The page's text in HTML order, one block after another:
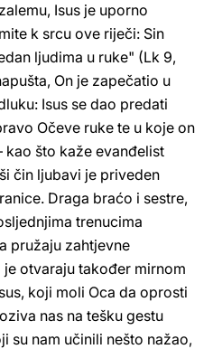
Isus je uporno
k srcu ove riječi: Sin
ljudima u ruke" (Lk 9,
On je zapečatio u
Isus se dao predati
Očeve ruke te u koje on
kao što kaže evanđelist
čin ljubavi je priveden
Draga braćo i sestre,
trenucima
pružaju zahtjevne
otvaraju također mirnom
koji moli Oca da oprosti
nas na tešku gestu
su nam učinili nešto nažao,